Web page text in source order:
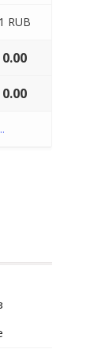
1 RUB
0.00
0.00